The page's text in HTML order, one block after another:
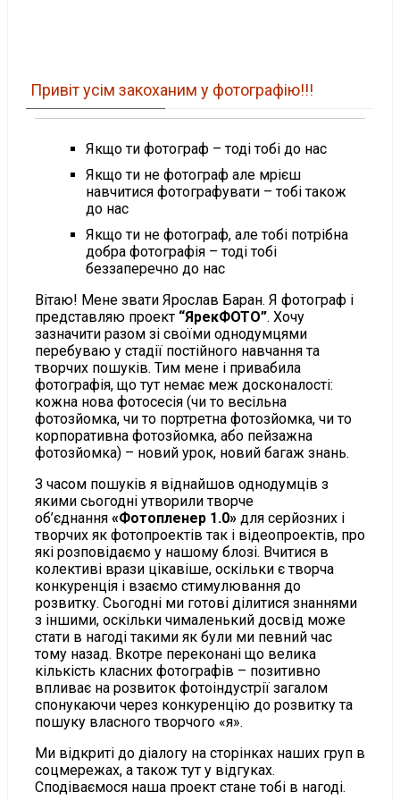
Привіт усім закоханим у фотографію!!!
Якщо ти фотограф – тоді тобі до нас
Якщо ти не фотограф але мрієш
навчитися фотографувати – тобі також
до нас
Якщо ти не фотограф, але тобі потрібна
добра фотографія – тоді тобі
беззаперечно до нас
Вітаю! Мене звати Ярослав Баран. Я фотограф і
представляю проект “ЯрекФОТО”. Хочу
зазначити разом зі своїми однодумцями
перебуваю у стадії постійного навчання та
творчих пошуків. Тим мене і привабила
фотографія, що тут немає меж досконалості:
кожна нова фотосесія (чи то весільна
фотозйомка, чи то портретна фотозйомка, чи то
корпоративна фотозйомка, або пейзажна
фотозйомка) – новий урок, новий багаж знань.
З часом пошуків я віднайшов однодумців з
якими сьогодні утворили творче
об’єднання «Фотопленер 1.0»для серйозних і
творчих як фотопроектів так і відеопроектів, про
які розповідаємо у нашому блозі. Вчитися в
колективі врази цікавіше, оскільки є творча
конкуренція і взаємо стимулювання до
розвитку. Сьогодні ми готові ділитися знаннями
з іншими, оскільки чималенький досвід може
стати в нагоді такими як були ми певний час
тому назад. Вкотре переконані що велика
кількість класних фотографів – позитивно
впливає на розвиток фотоіндустрії загалом
спонукаючи через конкуренцію до розвитку та
пошуку власного творчого «я».
Ми відкриті до діалогу на сторінках наших груп в
соцмережах, а також тут у відгуках.
Сподіваємося наша проект стане тобі в нагоді.